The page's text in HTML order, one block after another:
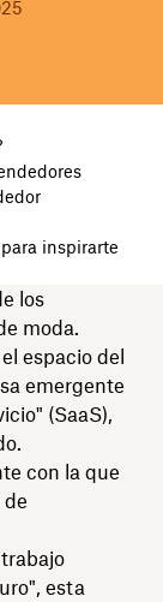
inspirarte
los
moda.
espacio del
emergente
(SaaS),
con la que
esta